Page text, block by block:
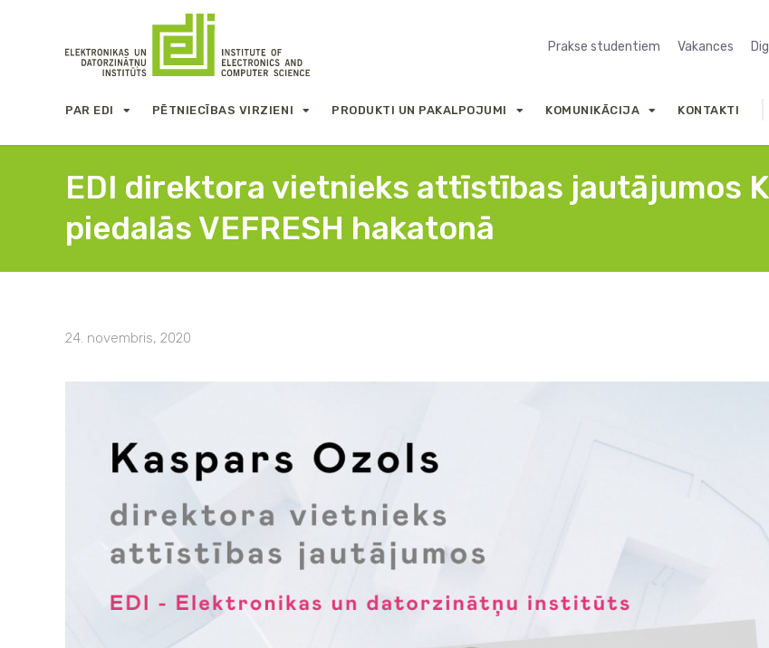
Prakse studentiem Vakances
PAR EDI PĒTNIECĪBAS VIRZIENI PRODUKTI UN PAKALPOJUMI KOMUNIKĀCIJA KONTAKTI
EDI direktora vietnieks attīstības jautājumos
piedalās VEFRESH hakatonā
24. novembris, 2020